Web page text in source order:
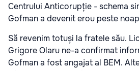
Centrului Anticorupție - schema
Gofman a devenit erou peste
Să revenim totuși la fratele său.
Grigore Olaru ne-a confirmat
Gofman a fost angajat al BEM.